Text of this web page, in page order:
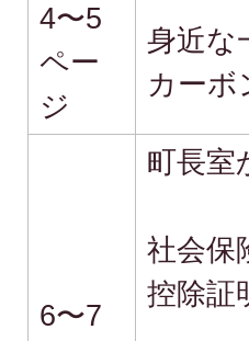
4〜5
ペー
ジ
身近な
カー
6〜7
町長室
社会保
控除証